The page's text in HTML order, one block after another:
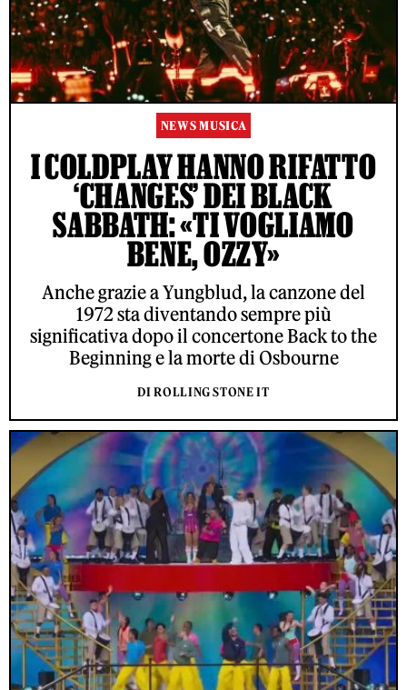
NEWS MUSICA
I COLDPLAY HANNO RIFATTO
‘CHANGES’ DEI BLACK
SABBATH: «TI VOGLIAMO
BENE, OZZY»
Anche grazie a Yungblud, la canzone del
1972 sta diventando sempre più
significativa dopo il concertone Back to the
Beginning e la morte di Osbourne
DI ROLLING STONE IT